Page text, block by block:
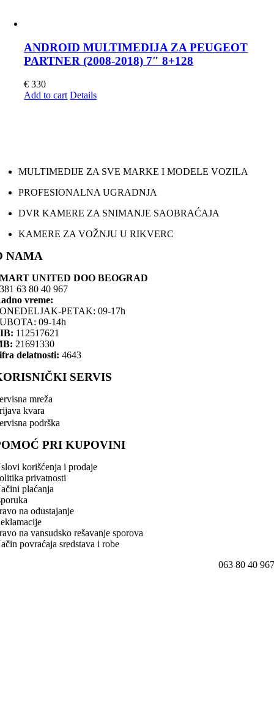
ANDROID MULTIMEDIJA ZA PEUGEOT
PARTNER (2008-2018) 7″ 8+128
€ 330
Add to cart Details
MULTIMEDIJE ZA SVE MARKE I MODELE VOZILA
PROFESIONALNA UGRADNJA
DVR KAMERE ZA SNIMANJE SAOBRAĆAJA
KAMERE ZA VOŽNJU U RIKVERC
NAMA
UNITED DOO BEOGRAD
63 80 40 967
vreme:
PETAK: 09-17h
09-14h
112517621
21691330
delatnosti: 4643
SERVIS
mreža
kvara
podrška
PRI KUPOVINI
korišćenja i prodaje
privatnosti
plaćanja
na odustajanje
na vansudsko rešavanje sporova
povraćaja sredstava i robe
063 80 40 967